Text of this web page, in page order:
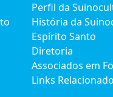
Perfil da
História da
Espírito Santo
Diretoria
Associados em
Links